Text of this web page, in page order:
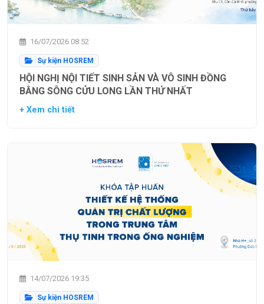
16/07/2026 08:52
Sự kiện HOSREM
HỘI NGHỊ NỘI TIẾT SINH SẢN VÀ VÔ SINH ĐỒNG
BẰNG SÔNG CỬU LONG LẦN THỨ NHẤT
+ Xem chi tiết
14/07/2026 19:35
Sự kiện HOSREM